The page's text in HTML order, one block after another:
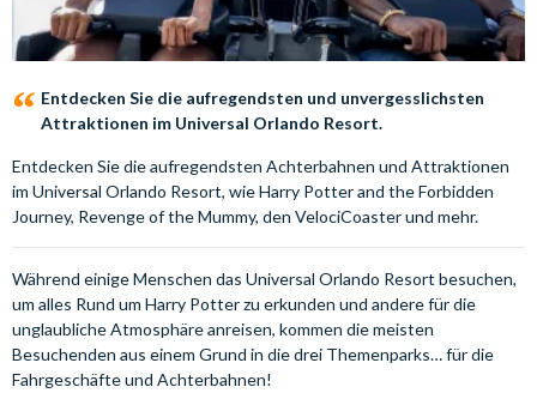
Entdecken Sie die aufregendsten und unvergesslichsten
Attraktionen im Universal Orlando Resort.
Entdecken Sie die aufregendsten Achterbahnen und Attraktionen
im Universal Orlando Resort, wie Harry Potter and the Forbidden
Journey, Revenge of the Mummy, den VelociCoaster und mehr.
Während einige Menschen das Universal Orlando Resort besuchen,
um alles Rund um Harry Potter zu erkunden und andere für die
unglaubliche Atmosphäre anreisen, kommen die meisten
Besuchenden aus einem Grund in die drei Themenparks… für die
Fahrgeschäfte und Achterbahnen!